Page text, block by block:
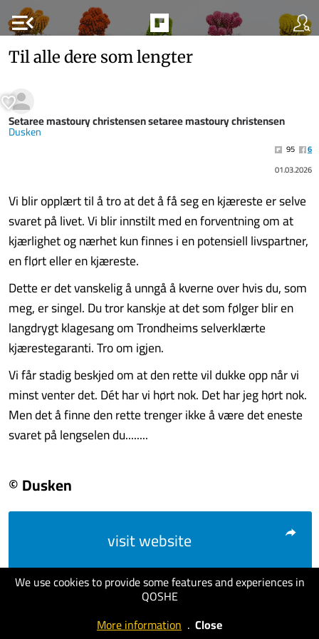
menu_open
We use cookies to provide some features and experiences in
QOSHE
More information . Close
Til alle dere som lengter
Setaree mastoury christensen setaree mastoury christensen
Dusken
95
6
01.03.2026
Vi blir opplært til å tro at det å få seg en kjæreste er selve
svaret på livet. Vi blir innstilt med en forventning om at
kjærlighet og nærhet kun finnes i en potensiell livspartner,
en flørt eller en kjæreste.
Dette er det vanskelig å unngå å kverne over hvis du, som
meg, er singel. Du tror kanskje at det som følger blir en
langdrygt klagesang om Trondheims selverklærte
kjærestegaranti. Tro om igjen.
Vi får stadig beskjed om at den rette vil dukke opp når vi
minst venter det. Dét har vi hørt nok. Det har jeg hørt nok.
Men det å finne den rette trenger ikke å være det eneste
svaret på lengselen du........
© Dusken
visit website